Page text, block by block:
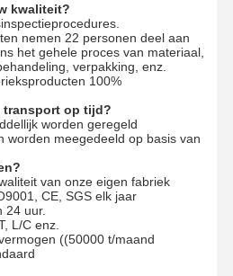
kwaliteit?
nemen 22 personen deel aan
het gehele proces van materiaal,
verpakking, enz.
100%
transport op tijd?
worden geregeld
worden meegedeeld op basis van
van onze eigen fabriek
CE, SGS elk jaar
24 uur.
L/C enz.
((50000 t/maand